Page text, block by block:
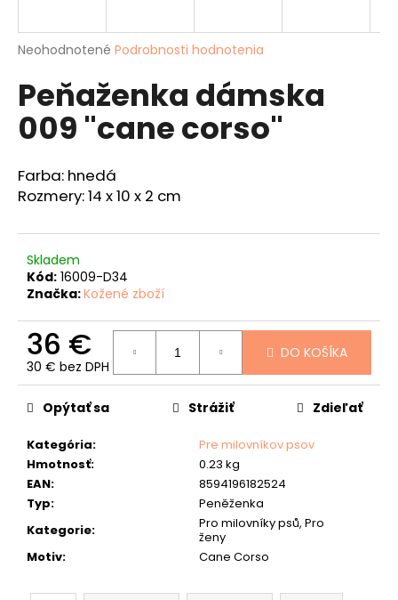
Priemerné
produktu
je
0,0
z
hviezdičiek.
Neohodnotené Podrobnosti hodnotenia
Peňaženka dámska
009 "cane corso"
Farba: hnedá
Rozmery: 14 x 10 x 2 cm
Skladem
Kód: 16009-D34
Značka:Kožené zboží
36 €
30 € bez DPH
Jednotková
cena:
DO KOŠÍKA
Kategória:
Pre milovníkov psov
Hmotnosť:
0.23 kg
EAN:
8594196182524
Typ:
Peněženka
Kategorie:
Pro milovníky psů, Pro
ženy
Motiv: Cane Corso
Opýtať sa Strážiť Zdieľať
j
ť
?
HĽADAŤ
O
d
p
o
ú
č
m
e
POĽOVNÍCKA
PEŇAŽENKA
40
"HLAVA
JELEŇA"